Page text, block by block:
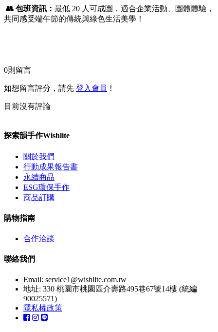
👥 包班資訊： 最低 20 人可成團，適合企業活動、團體體驗，
共同感受端午節的傳統與綠色生活美學！
0則留言
如想留言評分，請先 登入會員 ！
目前沒有評論
探索韻手作Wishlite
關於我們
行動成果報告書
永續商品
ESG環保手作
商品訂購
購物指南
合作洽談
聯絡我們
Email: service1@wishlite.com.tw
地址: 330 桃園市桃園區介壽路495巷67號14樓 (統編
90025571)
隱私權政策